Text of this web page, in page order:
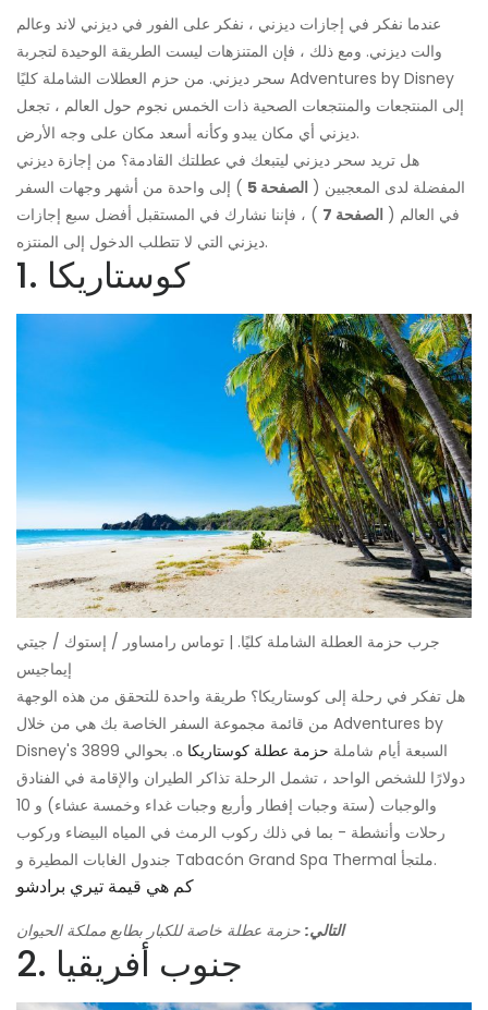
عندما نفكر في إجازات ديزني ، نفكر على الفور في ديزني لاند وعالم
والت ديزني. ومع ذلك ، فإن المتنزهات ليست الطريقة الوحيدة لتجربة
سحر ديزني. من حزم العطلات الشاملة كليًا Adventures by Disney
إلى المنتجعات والمنتجعات الصحية ذات الخمس نجوم حول العالم ، تجعل
ديزني أي مكان يبدو وكأنه أسعد مكان على وجه الأرض.
هل تريد سحر ديزني ليتبعك في عطلتك القادمة؟ من إجازة ديزني
المفضلة لدى المعجبين ( الصفحة 5
) إلى واحدة من أشهر وجهات السفر
في العالم ( الصفحة 7
) ، فإننا نشارك في المستقبل أفضل سبع إجازات
ديزني التي لا تتطلب الدخول إلى المنتزه.
1. كوستاريكا
جرب حزمة العطلة الشاملة كليًا. | توماس رامساور / إستوك / جيتي
إيماجيس
هل تفكر في رحلة إلى كوستاريكا؟ طريقة واحدة للتحقق من هذه الوجهة
من قائمة مجموعة السفر الخاصة بك هي من خلال Adventures by
Disney's السبعة أيام شاملة حزمة عطلة كوستاريكا
ه. بحوالي 3899
دولارًا للشخص الواحد ، تشمل الرحلة تذاكر الطيران والإقامة في الفنادق
والوجبات (ستة وجبات إفطار وأربع وجبات غداء وخمسة عشاء) و 10
رحلات وأنشطة - بما في ذلك ركوب الرمث في المياه البيضاء وركوب
جندول الغابات المطيرة و Tabacón Grand Spa Thermal ملتجأ.
كم هي قيمة تيري برادشو
التالي: حزمة عطلة خاصة للكبار بطابع مملكة الحيوان
2. جنوب أفريقيا